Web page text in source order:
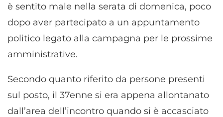
è sentito male nella serata di domenica, poco
dopo aver partecipato a un appuntamento
politico legato alla campagna per le prossime
amministrative.
Secondo quanto riferito da persone presenti
sul posto, il 37enne si era appena allontanato
dall’area dell’incontro quando si è accasciato